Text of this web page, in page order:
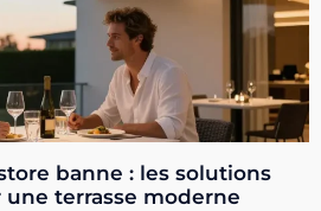
banne : les solutions
une terrasse moderne